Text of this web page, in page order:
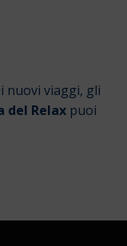
nuovi viaggi, gli
del Relax puoi